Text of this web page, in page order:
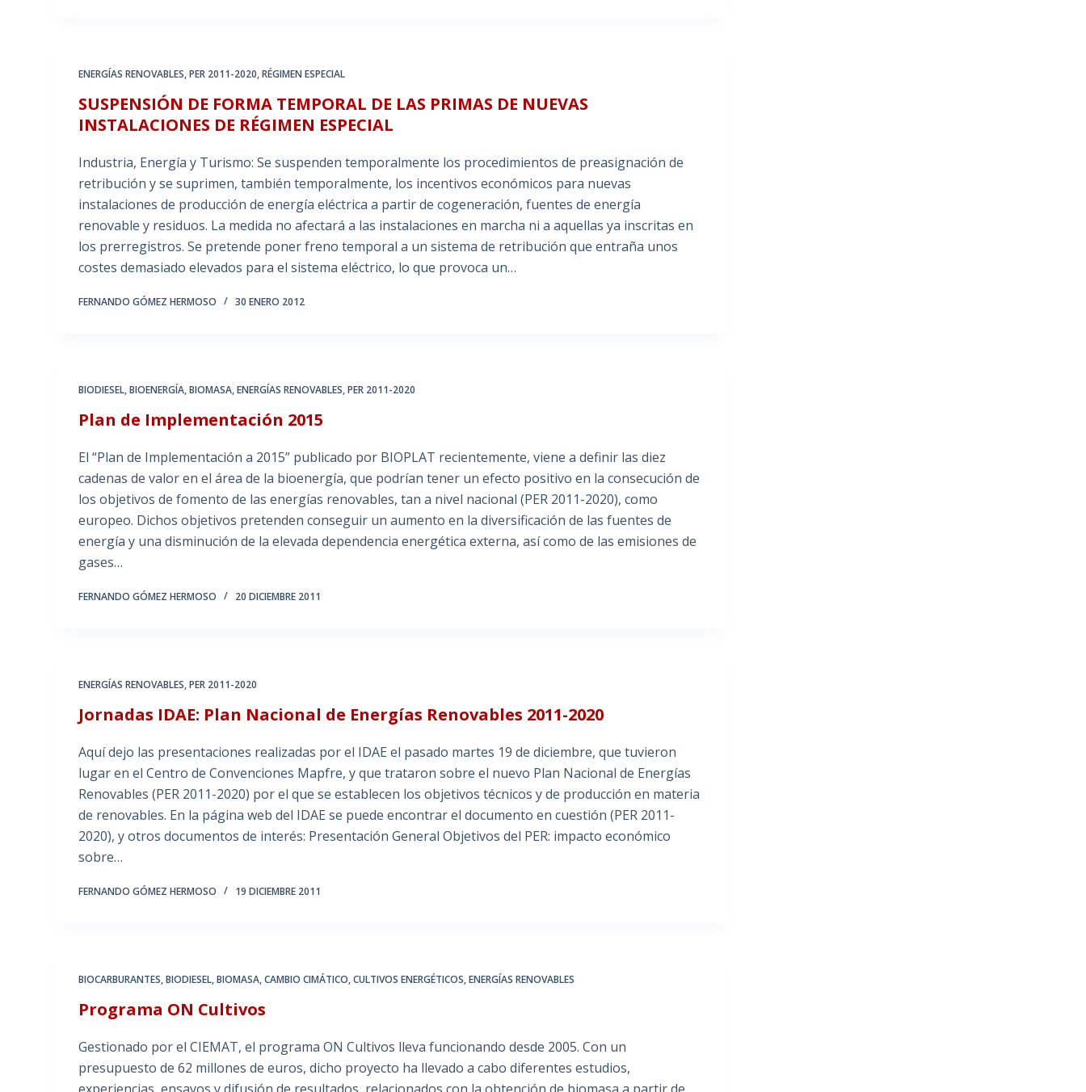
ENERGÍAS RENOVABLES,PER 2011-2020,RÉGIMEN ESPECIAL
SUSPENSIÓN DE FORMA TEMPORAL DE LAS PRIMAS DE NUEVAS
INSTALACIONES DE RÉGIMEN ESPECIAL
Industria, Energía y Turismo: Se suspenden temporalmente los procedimientos de preasignación de
retribución y se suprimen, también temporalmente, los incentivos económicos para nuevas
instalaciones de producción de energía eléctrica a partir de cogeneración, fuentes de energía
renovable y residuos. La medida no afectará a las instalaciones en marcha ni a aquellas ya inscritas en
los prerregistros. Se pretende poner freno temporal a un sistema de retribución que entraña unos
costes demasiado elevados para el sistema eléctrico, lo que provoca un…
FERNANDO GÓMEZ HERMOSO 30 ENERO 2012
BIODIESEL,BIOENERGÍA,BIOMASA,ENERGÍAS RENOVABLES,PER 2011-2020
Plan de Implementación 2015
El “Plan de Implementación a 2015” publicado por BIOPLAT recientemente, viene a definir las diez
cadenas de valor en el área de la bioenergía, que podrían tener un efecto positivo en la consecución de
los objetivos de fomento de las energías renovables, tan a nivel nacional (PER 2011-2020), como
europeo. Dichos objetivos pretenden conseguir un aumento en la diversificación de las fuentes de
energía y una disminución de la elevada dependencia energética externa, así como de las emisiones de
gases…
FERNANDO GÓMEZ HERMOSO 20 DICIEMBRE 2011
ENERGÍAS RENOVABLES,PER 2011-2020
Jornadas IDAE: Plan Nacional de Energías Renovables 2011-2020
Aquí dejo las presentaciones realizadas por el IDAE el pasado martes 19 de diciembre, que tuvieron
lugar en el Centro de Convenciones Mapfre, y que trataron sobre el nuevo Plan Nacional de Energías
Renovables (PER 2011-2020) por el que se establecen los objetivos técnicos y de producción en materia
de renovables. En la página web del IDAE se puede encontrar el documento en cuestión (PER 2011-
2020), y otros documentos de interés: Presentación General Objetivos del PER: impacto económico
sobre…
FERNANDO GÓMEZ HERMOSO 19 DICIEMBRE 2011
BIOCARBURANTES,BIODIESEL,BIOMASA,CAMBIO CIMÁTICO,CULTIVOS ENERGÉTICOS,ENERGÍAS RENOVABLES
Programa ON Cultivos
Gestionado por el CIEMAT, el programa ON Cultivos lleva funcionando desde 2005. Con un
presupuesto de 62 millones de euros, dicho proyecto ha llevado a cabo diferentes estudios,